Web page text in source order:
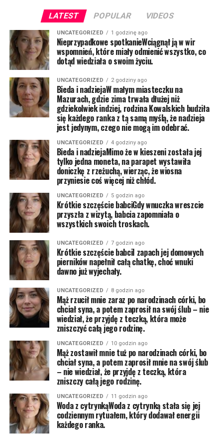
LATEST POPULAR VIDEOS
UNCATEGORIZED 1 godzinę ago
Nieprzypadkowe spotkanieWciągnął ją w wir
wspomnień, które miały odmienić wszystko, co
dotąd wiedziała o swoim życiu.
UNCATEGORIZED 2 godziny ago
Bieda i nadziejaW małym miasteczku na
Mazurach, gdzie zima trwała dłużej niż
gdziekolwiek indziej, rodzina Kowalskich budziła
się każdego ranka z tą samą myślą, że nadzieja
jest jedynym, czego nie mogą im odebrać.
UNCATEGORIZED 4 godziny ago
Bieda i nadziejaMimo że w kieszeni została jej
tylko jedna moneta, na parapet wystawiła
doniczkę z rzeżuchą, wierząc, że wiosna
przyniesie coś więcej niż chłód.
UNCATEGORIZED 5 godzin ago
Krótkie szczęście babciGdy wnuczka wreszcie
przyszła z wizytą, babcia zapomniała o
wszystkich swoich troskach.
UNCATEGORIZED 7 godzin ago
Krótkie szczęście babciI zapach jej domowych
pierników napełnił całą chatkę, choć wnuki
dawno już wyjechały.
UNCATEGORIZED 8 godzin ago
Mąż rzucił mnie zaraz po narodzinach córki, bo
chciał syna, a potem zaprosił na swój ślub – nie
wiedział, że przyjdę z teczką, która może
zniszczyć całą jego rodzinę.
UNCATEGORIZED 10 godzin ago
Mąż zostawił mnie tuż po narodzinach córki, bo
chciał syna, a potem zaprosił mnie na swój ślub
– nie wiedział, że przyjdę z teczką, która
zniszczy całą jego rodzinę.
UNCATEGORIZED 11 godzin ago
Woda z cytrynkąWoda z cytrynką stała się jej
codziennym rytuałem, który dodawał energii
każdego ranka.